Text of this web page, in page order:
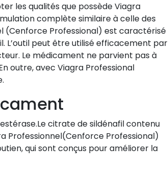
les qualités que possède Viagra
complète similaire à celle des
(Cenforce Professional) est caractérisé
L’outil peut être utilisé efficacement par
Le médicament ne parvient pas à
outre, avec Viagra Professional
citrate de sildénafil contenu
Professionnel(Cenforce Professional)
qui sont conçus pour améliorer la